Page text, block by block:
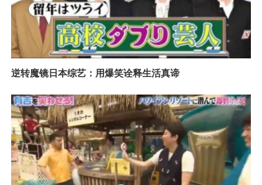
逆转魔镜日本综艺：用爆笑诠释生活真谛